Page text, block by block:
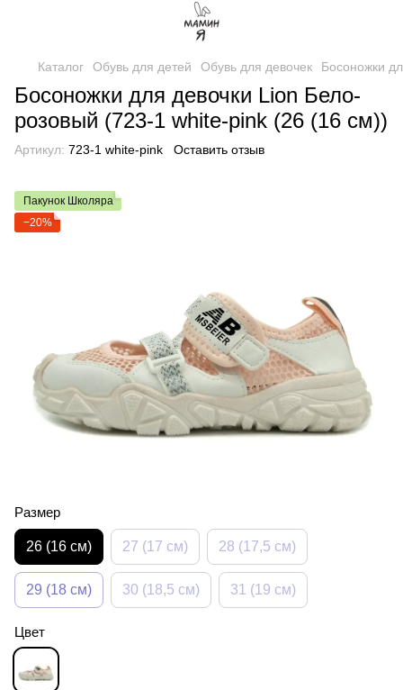
Каталог Обувь для детей Обувь для девочек Босоножки
Босоножки для девочки Lion Бело-
розовый (723-1 white-pink (26 (16 см))
Артикул: 723-1 white-pink Оставить отзыв
Пакунок Школяра
−20%
Размер
26 (16 см) 27 (17 см) 28 (17,5 см)
29 (18 см) 30 (18,5 см) 31 (19 см)
Цвет